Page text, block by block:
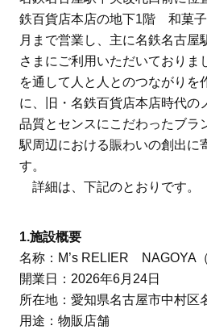
鉄百貨店本店の地下1階 和菓
月まで営業し、主に名鉄名古屋
さまにご利用いただいておりま
を通して人と人とのつながりを
に、旧・名鉄百貨店本店時代の
品質とセンスにこだわったブラ
駅周辺における賑わいの創出に
す。
詳細は、下記のとおりです。
1.施設概要
名称：M’s RELIER NAGOYA
開業日：2026年6月24日
所在地：愛知県名古屋市中村区
用途：物販店舗